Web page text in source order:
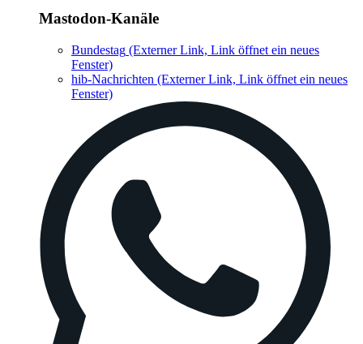
Mastodon-Kanäle
Bundestag (Externer Link, Link öffnet ein neues
Fenster)
hib-Nachrichten (Externer Link, Link öffnet ein neues
Fenster)